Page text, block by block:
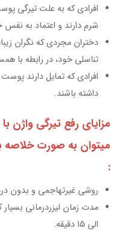
افرادی که به علت تیرگی
شرم دارند و اعتماد به نفس
دختران مجردی که نگران
تناسلی خود، در رابطه با
افرادی که تمایل دارند
داشته باشند.
مزایای رفع تیرگی واژن
میتوان به صورت خلاصه
:
روشی غیرتهاجمی و بدون
الى 15 دقیقه.